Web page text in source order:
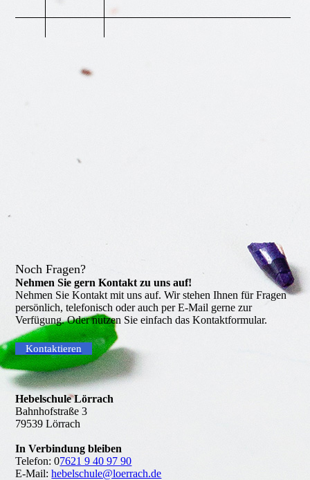
Noch Fragen?
Nehmen Sie gern Kontakt zu uns auf!
Nehmen Sie Kontakt mit uns auf. Wir stehen Ihnen für Fragen
persönlich, telefonisch oder auch per E-Mail gerne zur
Verfügung. Oder nutzen Sie einfach das Kontaktformular.
Kontaktieren
Hebelschule Lörrach
Bahnhofstraße 3
79539 Lörrach
In Verbindung bleiben
Telefon: 07621 9 40 97 90
E-Mail:hebelschule@loerrach.de